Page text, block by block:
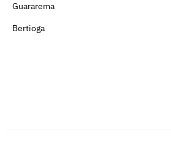
Guararema
Bertioga